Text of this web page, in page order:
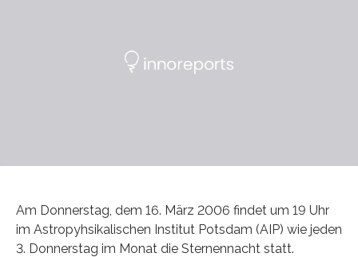
Am Donnerstag, dem 16. März 2006 findet um 19 Uhr
im Astropyhsikalischen Institut Potsdam (AIP) wie jeden
3. Donnerstag im Monat die Sternennacht statt.